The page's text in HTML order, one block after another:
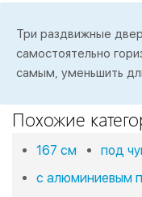
Три раздвижные
самостоятельно
самым, уменьшить
Похожие
167 см под
с алюминиевым